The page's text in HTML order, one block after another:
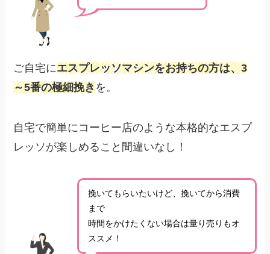
ご自宅にエスプレッソマシンをお持ちの方は、3
～5番の極細挽きを。
自宅で簡単にコーヒー店のような本格的なエスプ
レッソが楽しめること間違いなし！
挽いてもらいたいけど、挽いてから消費
まで
時間をかけたくない場合は量り売りもオ
ススメ！